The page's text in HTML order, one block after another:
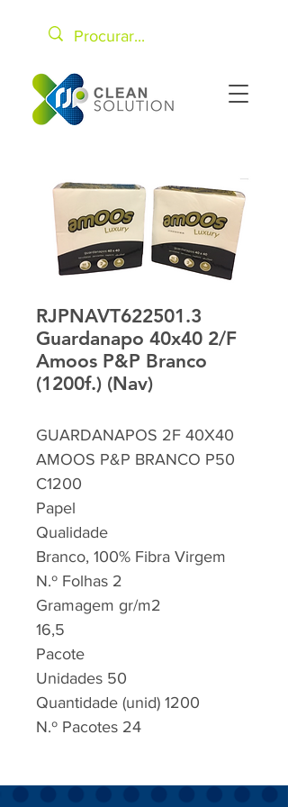
RJPNAVT622501.3
Guardanapo 40x40 2/F
Amoos P&P Branco
(1200f.) (Nav)
GUARDANAPOS 2F 40X40
AMOOS P&P BRANCO P50
C1200
Papel
Qualidade
Branco, 100% Fibra Virgem
N.º Folhas 2
Gramagem gr/m2
16,5
Pacote
Unidades 50
Quantidade (unid) 1200
N.º Pacotes 24